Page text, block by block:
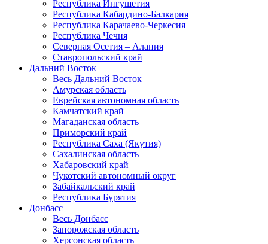
Республика Ингушетия
Республика Кабардино-Балкария
Республика Карачаево-Черкесия
Республика Чечня
Северная Осетия – Алания
Ставропольский край
Дальний Восток
Весь Дальний Восток
Амурская область
Еврейская автономная область
Камчатский край
Магаданская область
Приморский край
Республика Саха (Якутия)
Сахалинская область
Хабаровский край
Чукотский автономный округ
Забайкальский край
Республика Бурятия
Донбасс
Весь Донбасс
Запорожская область
Херсонская область